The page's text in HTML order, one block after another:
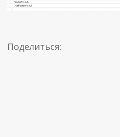
Поделиться: